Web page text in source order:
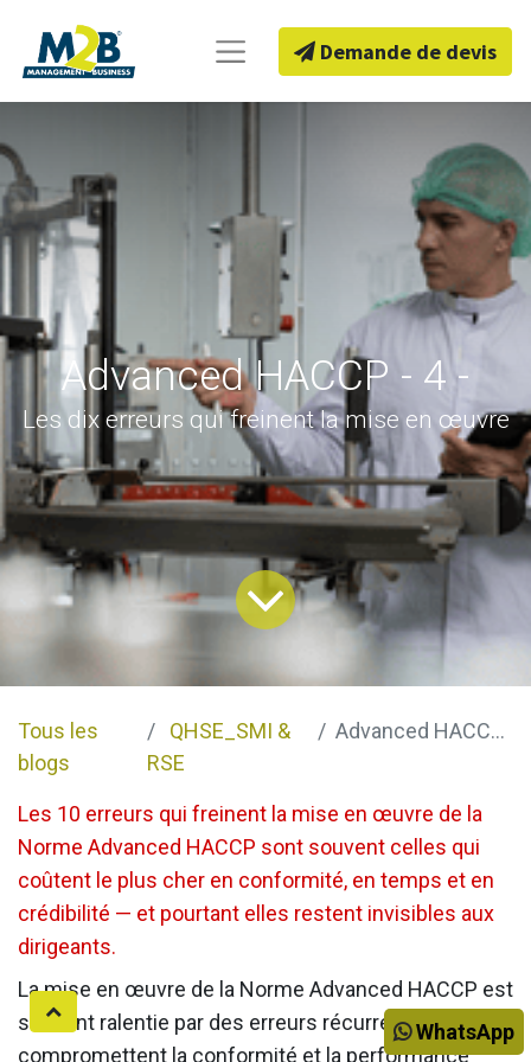
Demande de devis
Advanced HACCP - 4 -
Les dix erreurs qui freinent la mise en œuvre
Tous les
blogs
QHSE_SMI &
RSE
Advanced HACCP - 4 -
Les 10 erreurs qui freinent la mise en œuvre de la
Norme Advanced HACCP sont souvent celles qui
coûtent le plus cher en conformité, en temps et en
crédibilité — et pourtant elles restent invisibles aux
dirigeants.
La mise en œuvre de la Norme Advanced HACCP est
souvent ralentie par des erreurs récurrentes qui
compromettent la conformité et la performance
WhatsApp